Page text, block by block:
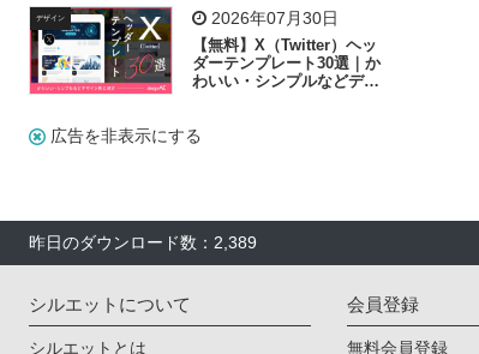
デザイン 2026年07月30日
【無料】X（Twitter）ヘッ
ダーテンプレート30選｜か
わいい・シンプルなどデザ
広告を非表示にする
昨日のダウンロード数：2,389
シルエットについて
シルエットとは
会員登録
無料会員登録